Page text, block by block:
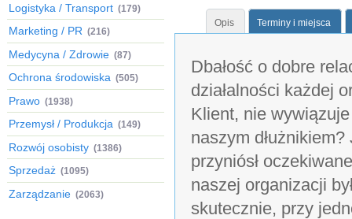
Logistyka / Transport (179)
Marketing / PR (216)
Medycyna / Zdrowie (87)
Ochrona środowiska (505)
Prawo (1938)
Przemysł / Produkcja (149)
Rozwój osobisty (1386)
Sprzedaż (1095)
Zarządzanie (2063)
Opis Terminy i miejsca
Dbałość o dobre
działalności każdej
Klient, nie
naszym
przyniósł
naszej organizacji
skutecznie, przy